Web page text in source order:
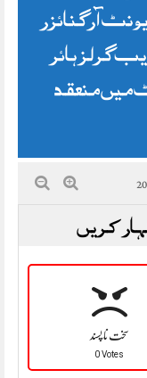
آرگنائزر
گرلز ہائر
منعقد
کریں
سخت نا پسند
0 Votes